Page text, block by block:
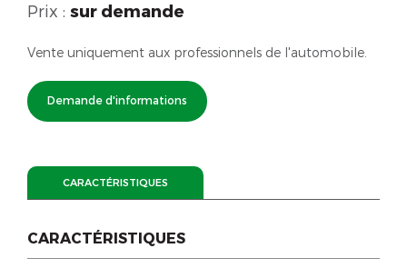
Prix : sur demande
Vente uniquement aux professionnels de l'automobile.
Demande d'informations
CARACTÉRISTIQUES
CARACTÉRISTIQUES